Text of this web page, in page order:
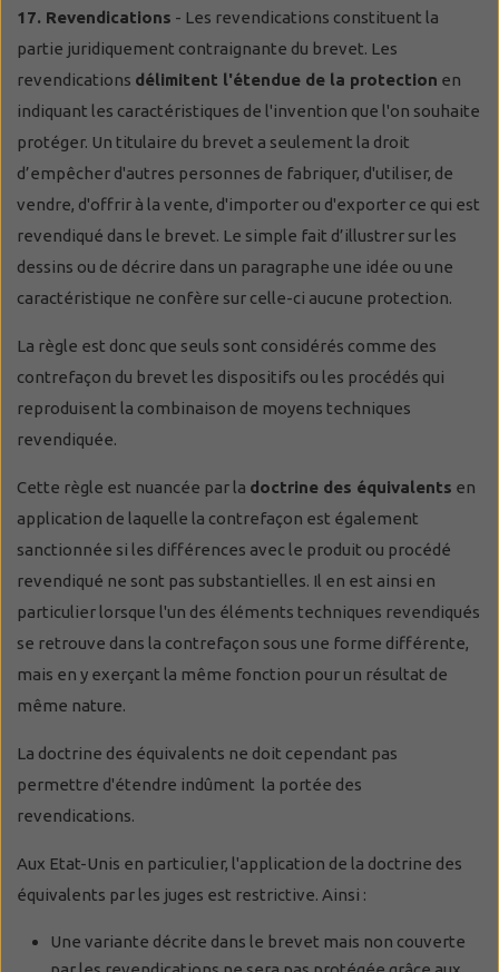
17. Revendications - Les revendications constituent la
partie juridiquement contraignante du brevet. Les
revendications délimitent l'étendue de la protection en
indiquant les caractéristiques de l'invention que l'on souhaite
protéger. Un titulaire du brevet a seulement la droit
d’empêcher d'autres personnes de fabriquer, d'utiliser, de
vendre, d'offrir à la vente, d'importer ou d'exporter ce qui est
revendiqué dans le brevet. Le simple fait d’illustrer sur les
dessins ou de décrire dans un paragraphe une idée ou une
caractéristique ne confère sur celle-ci aucune protection.
La règle est donc que seuls sont considérés comme des
contrefaçon du brevet les dispositifs ou les procédés qui
reproduisent la combinaison de moyens techniques
revendiquée.
Cette règle est nuancée par la doctrine des équivalents en
application de laquelle la contrefaçon est également
sanctionnée si les différences avec le produit ou procédé
revendiqué ne sont pas substantielles. Il en est ainsi en
particulier lorsque l'un des éléments techniques revendiqués
se retrouve dans la contrefaçon sous une forme différente,
mais en y exerçant la même fonction pour un résultat de
même nature.
La doctrine des équivalents ne doit cependant pas
permettre d'étendre indûment la portée des
revendications.
Aux Etat-Unis en particulier, l'application de la doctrine des
équivalents par les juges est restrictive. Ainsi :
Une variante décrite dans le brevet mais non couverte